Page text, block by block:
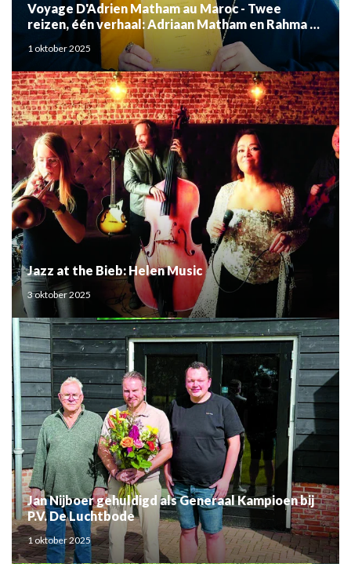
Voyage D'Adrien Matham au Maroc - Twee
reizen, één verhaal: Adriaan Matham en Rahma el
Mouden
1 oktober 2025
Jazz at the Bieb: Helen Music
3 oktober 2025
Jan Nijboer gehuldigd als Generaal Kampioen bij
P.V. De Luchtbode
1 oktober 2025